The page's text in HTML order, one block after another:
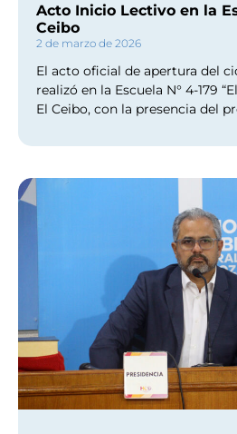
Acto Inicio Lectivo en la
Ceibo
2 de marzo de 2026
El acto oficial de apertura del
realizó en la Escuela N° 4-179
El Ceibo, con la presencia del